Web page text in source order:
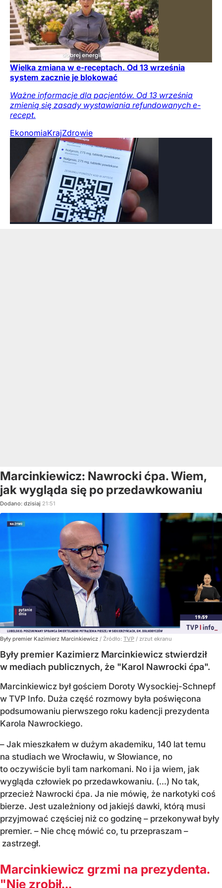
Wielka zmiana w e-receptach. Od 13 września
system zacznie je blokować
Ważne informacje dla pacjentów. Od 13 września
zmienią się zasady wystawiania refundowanych e-
recept.
EkonomiaKrajZdrowie
Marcinkiewicz: Nawrocki ćpa. Wiem,
jak wygląda się po przedawkowaniu
Dodano: dzisiaj 21:51
Były premier Kazimierz Marcinkiewicz / Źródło: TVP / zrzut ekranu
Były premier Kazimierz Marcinkiewicz stwierdził
w mediach publicznych, że "Karol Nawrocki ćpa".
Marcinkiewicz był gościem Doroty Wysockiej-Schnepf
w TVP Info. Duża część rozmowy była poświęcona
podsumowaniu pierwszego roku kadencji prezydenta
Karola Nawrockiego.
– Jak mieszkałem w dużym akademiku, 140 lat temu
na studiach we Wrocławiu, w Słowiance, no
to oczywiście byli tam narkomani. No i ja wiem, jak
wygląda człowiek po przedawkowaniu. (...) No tak,
przecież Nawrocki ćpa. Ja nie mówię, że narkotyki coś
bierze. Jest uzależniony od jakiejś dawki, którą musi
przyjmować częściej niż co godzinę – przekonywał były
premier. – Nie chcę mówić co, tu przepraszam –
zastrzegł.
Marcinkiewicz grzmi na prezydenta.
"Nie zrobił...